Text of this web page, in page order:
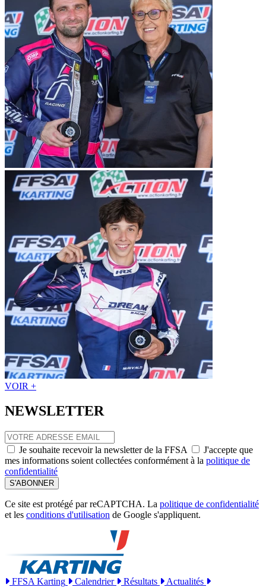
VOIR +
NEWSLETTER
Je souhaite recevoir la newsletter de la FFSA
J'accepte que
mes informations soient collectées conformément à la politique de
confidentialité
S'ABONNER
Ce site est protégé par reCAPTCHA. La politique de confidentialité
et les conditions d'utilisation de Google s'appliquent.
FFSA Karting Calendrier Résultats Actualités